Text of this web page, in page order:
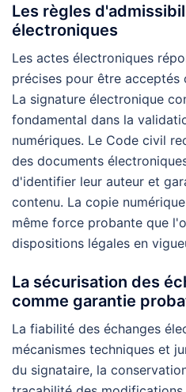
Les règles
électroniques
Les actes électroniques
précises pour être acceptés
La signature électronique
fondamental dans la
numériques. Le Code civil
des documents
d'identifier leur auteur et
contenu. La copie
même force probante que
dispositions légales en
La sécurisation des
comme garantie
La fiabilité des échanges
mécanismes techniques et
du signataire, la